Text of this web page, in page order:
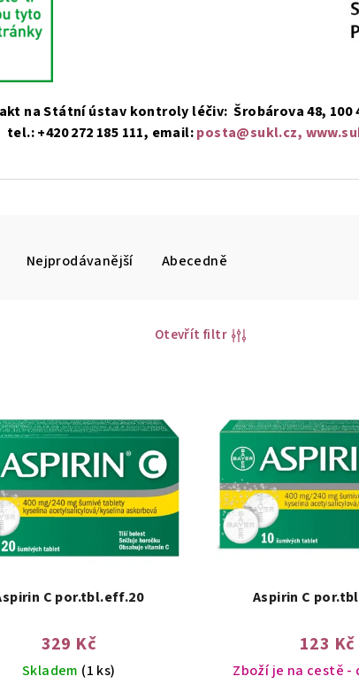
na Státní ústav kontroly léčiv: Šrobárova 48, 100
tel.: +420 272 185 111, email:posta@sukl.cz,
Nejprodávanější Abecedně
Otevřít filtr
C por.tbl.eff.20
329 Kč
Skladem (1 ks)
Aspirin C
123 Kč
Zboží je na cestě -